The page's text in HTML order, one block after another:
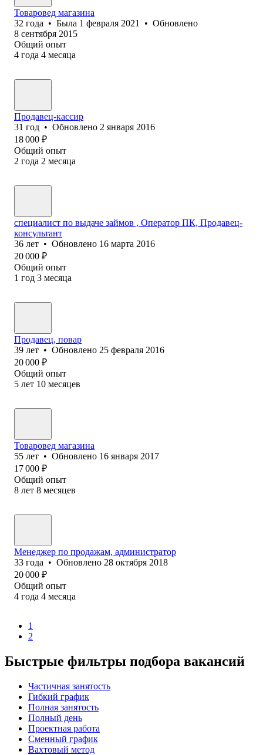
Товаровед магазина
32 года • Была 1 февраля 2021 • Обновлено
8 сентября 2015
Общий опыт
4 года 4 месяца
Продавец-кассир
31 год • Обновлено 2 января 2016
18 000 ₽
Общий опыт
2 года 2 месяца
специалист по выдаче займов , Оператор ПК, Продавец-
консультант
36 лет • Обновлено 16 марта 2016
20 000 ₽
Общий опыт
1 год 3 месяца
Продавец, повар
39 лет • Обновлено 25 февраля 2016
20 000 ₽
Общий опыт
5 лет 10 месяцев
Товаровед магазина
55 лет • Обновлено 16 января 2017
17 000 ₽
Общий опыт
8 лет 8 месяцев
Менеджер по продажам, администратор
33 года • Обновлено 28 октября 2018
20 000 ₽
Общий опыт
4 года 4 месяца
1
2
Быстрые фильтры подбора вакансий
Частичная занятость
Гибкий график
Полная занятость
Полный день
Проектная работа
Сменный график
Вахтовый метод